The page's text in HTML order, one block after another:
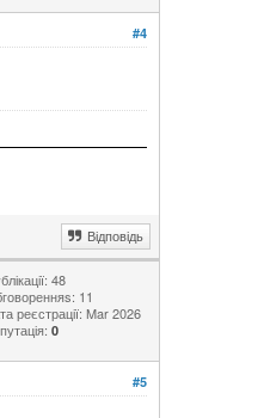
#4
Відповідь
48
11
реєстрації: Mar 2026
0
#5